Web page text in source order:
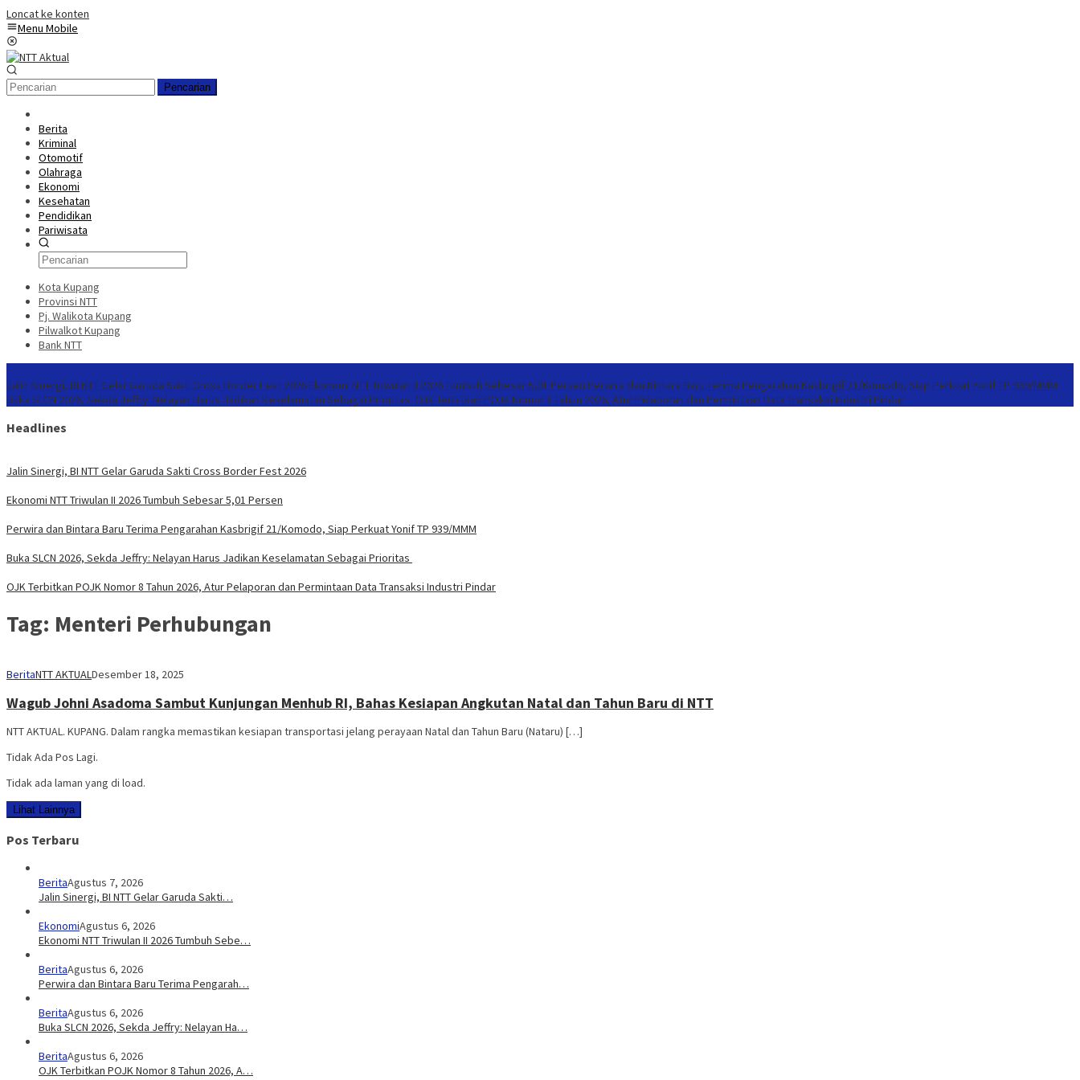
Loncat ke konten
Menu Mobile
Pencarian
Berita
Kriminal
Otomotif
Olahraga
Ekonomi
Kesehatan
Pendidikan
Pariwisata
Kota Kupang
Provinsi NTT
Pj. Walikota Kupang
Pilwalkot Kupang
Bank NTT
Jalin Sinergi, BI NTT Gelar Garuda Sakti Cross Border Fest 2026 Ekonomi NTT Triwulan II 2026 Tumbuh Sebesar 5,01 Persen Perwira dan Bintara Baru Terima Pengarahan Kasbrigif 21/Komodo, Siap Perkuat Yonif TP 939/MMM
Buka SLCN 2026, Sekda Jeffry: Nelayan Harus Jadikan Keselamatan Sebagai Prioritas OJK Terbitkan POJK Nomor 8 Tahun 2026, Atur Pelaporan dan Permintaan Data Transaksi Industri Pindar
Headlines
Jalin Sinergi, BI NTT Gelar Garuda Sakti Cross Border Fest 2026
Ekonomi NTT Triwulan II 2026 Tumbuh Sebesar 5,01 Persen
Perwira dan Bintara Baru Terima Pengarahan Kasbrigif 21/Komodo, Siap Perkuat Yonif TP 939/MMM
Buka SLCN 2026, Sekda Jeffry: Nelayan Harus Jadikan Keselamatan Sebagai Prioritas
OJK Terbitkan POJK Nomor 8 Tahun 2026, Atur Pelaporan dan Permintaan Data Transaksi Industri Pindar
Tag: Menteri Perhubungan
BeritaNTT AKTUALDesember 18, 2025
Wagub Johni Asadoma Sambut Kunjungan Menhub RI, Bahas Kesiapan Angkutan Natal dan Tahun Baru di NTT
NTT AKTUAL. KUPANG. Dalam rangka memastikan kesiapan transportasi jelang perayaan Natal dan Tahun Baru (Nataru) […]
Tidak Ada Pos Lagi.
Tidak ada laman yang di load.
Lihat Lainnya
Pos Terbaru
BeritaAgustus 7, 2026
Jalin Sinergi, BI NTT Gelar Garuda Sakti…
EkonomiAgustus 6, 2026
Ekonomi NTT Triwulan II 2026 Tumbuh Sebe…
BeritaAgustus 6, 2026
Perwira dan Bintara Baru Terima Pengarah…
BeritaAgustus 6, 2026
Buka SLCN 2026, Sekda Jeffry: Nelayan Ha…
BeritaAgustus 6, 2026
OJK Terbitkan POJK Nomor 8 Tahun 2026, A…